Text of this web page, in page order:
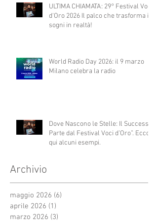
ULTIMA CHIAMATA: 29° Festival Voci
d'Oro 2026 Il palco che trasforma i
sogni in realtà!
World Radio Day 2026: il 9 marzo
Milano celebra la radio
Dove Nascono le Stelle: Il Successo
Parte dal Festival Voci d’Oro”. Ecco
qui alcuni esempi.
Archivio
maggio 2026 (6)
aprile 2026 (1)
marzo 2026 (3)